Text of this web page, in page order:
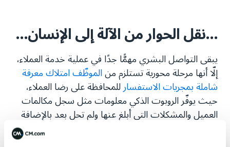
...نقل الحوار من الآلة إلى الإنسان...
يبقى التواصل البشري مهمًّا جدًا في عملية خدمة العملاء،
إلّا أنها مرحلة محورية تستلزم منالموظّف امتلاك معرفة
شاملة بمجريات الاستفسارللمحافظة على رضا العملاء،
حيث يوفّر الروبوت الذكي معلومات مثل سجل مكالمات
العميل والمشكلات التي أبلغ عنها ولم تحل بعد بالإضافة